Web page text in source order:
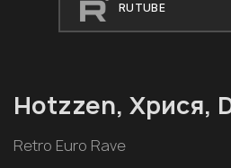
RUTUBE
Hotzzen, Хрися,
Retro Euro Rave